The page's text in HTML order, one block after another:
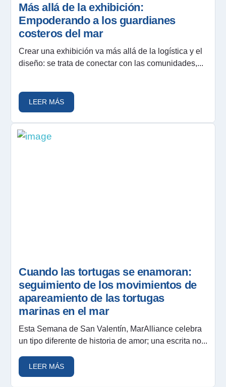
Más allá de la exhibición:
Empoderando a los guardianes
costeros del mar
Crear una exhibición va más allá de la logística y el
diseño: se trata de conectar con las comunidades,...
LEER MÁS
Cuando las tortugas se enamoran:
seguimiento de los movimientos de
apareamiento de las tortugas
marinas en el mar
Esta Semana de San Valentín, MarAlliance celebra
un tipo diferente de historia de amor; una escrita no...
LEER MÁS